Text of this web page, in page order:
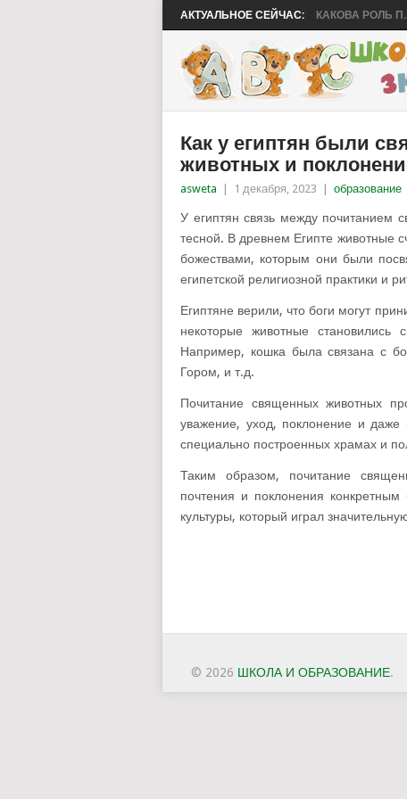
АКТУАЛЬНОЕ СЕЙЧАС: КАКОВА РОЛЬ
Как у египтян были
животных и
asweta 1 декабря, 2023 образование
У египтян связь между почитанием
тесной. В древнем Египте животные
божествами, которым они были
египетской религиозной практики и
Египтяне верили, что боги могут
некоторые животные
Например, кошка была связана с
Гором, и т.д.
Почитание священных животных
уважение, уход, поклонение и
специально построенных храмах и
Таким образом, почитание
почтения и поклонения
культуры, который играл
© 2026 ШКОЛА И ОБРАЗОВАНИЕ.